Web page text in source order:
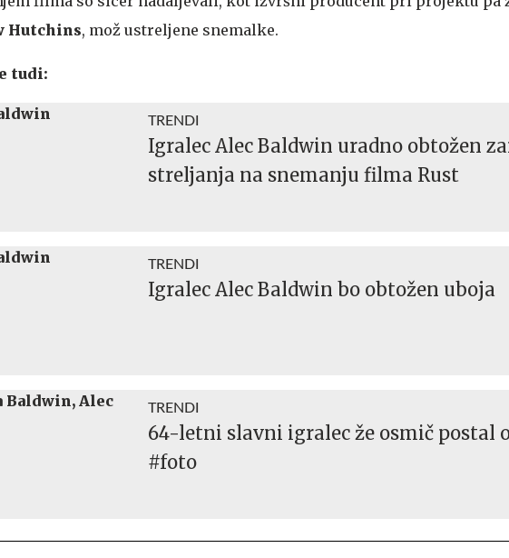
Hutchins, mož ustreljene snemalke.
tudi:
TRENDI
Igralec Alec Baldwin uradno obtožen
streljanja na snemanju filma Rust
TRENDI
Igralec Alec Baldwin bo obtožen uboja
TRENDI
64-letni slavni igralec že osmič postal
#foto